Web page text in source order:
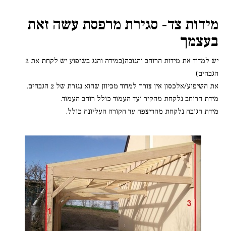
מידות צד- סגירת מרפסת עשה זאת
בעצמך
יש למדוד את מידות הרוחב והגובה(במידה והגג בשיפוע יש לקחת את 2
הגבהים)
את השיפוע/אלכסון אין צורך למדוד מכיוון שהוא נגזרת של 2 הגבהים.
מידת הרוחב נלקחת מהקיר ועד העמוד כולל רוחב העמוד.
מידת הגובה נלקחת מהריצפה עד הקורה העליונה כולל.